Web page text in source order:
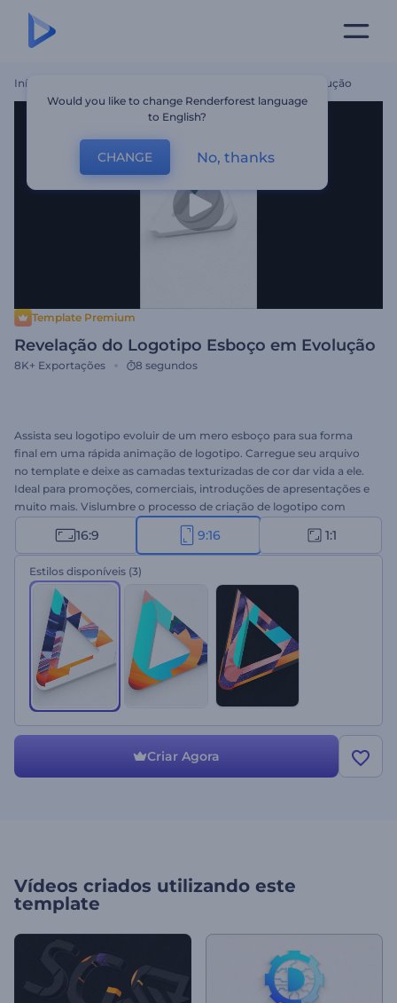
Início Revelação Do Logotipo Esboço Em Evolução
Template Premium
Revelação do Logotipo Esboço em Evolução
8K+ Exportações 8 segundos
Assista seu logotipo evoluir de um mero esboço para sua forma
final em uma rápida animação de logotipo. Carregue seu arquivo
no template e deixe as camadas texturizadas de cor dar vida a ele.
Ideal para promoções, comerciais, introduções de apresentações e
muito mais. Vislumbre o processo de criação de logotipo com
Revelação do Logotipo Esboço em Evolução. Experimente hoje!
16:9 9:16 1:1
Estilos disponíveis (3)
Criar Agora
Vídeos criados utilizando este
template
Would you like to change Renderforest language
to English?
CHANGE No, thanks